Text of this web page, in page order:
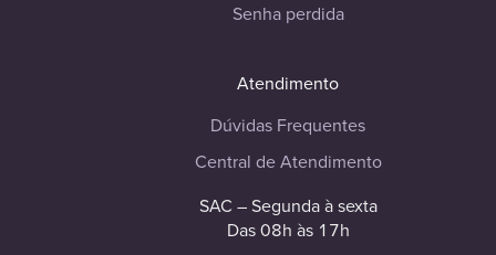
Senha perdida
Atendimento
Dúvidas Frequentes
Central de Atendimento
SAC – Segunda à sexta
Das 08h às 17h